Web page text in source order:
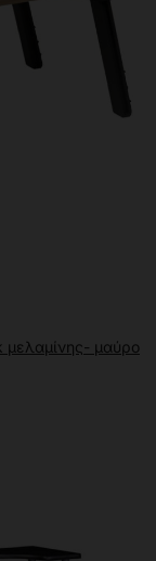
μελαμίνης- μαύρο